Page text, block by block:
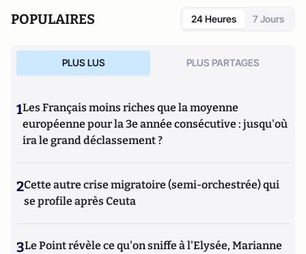
POPULAIRES 24 Heures 7 Jours
PLUS LUS PLUS PARTAGES
1Les Français moins riches que la moyenne
européenne pour la 3e année consécutive : jusqu'où
ira le grand déclassement ?
2Cette autre crise migratoire (semi-orchestrée) qui
se profile après Ceuta
3Le Point révèle ce qu'on sniffe à l'Elysée, Marianne